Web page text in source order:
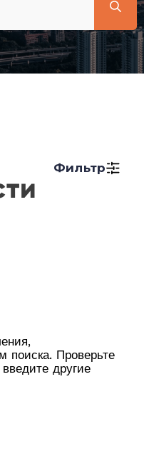
Фильтр
поиска. Проверьте
другие